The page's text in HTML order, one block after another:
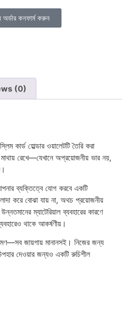
কনফার্ম করুন
(0)
কার্ড হোল্ডার ওয়ালেটটি তৈরি করা
রেখে—যেখানে অপ্রয়োজনীয় ভার নয়,
ব্যক্তিত্বে যোগ করবে একটি
করে বোঝা যায় না, অথচ প্রয়োজনীয়
ম্যাটেরিয়াল ব্যবহারের কারণে
থাকে আকর্ষণীয়।
জায়গায় মানানসই। নিজের জন্য
দেওয়ার জন্যও একটি রুচিশীল